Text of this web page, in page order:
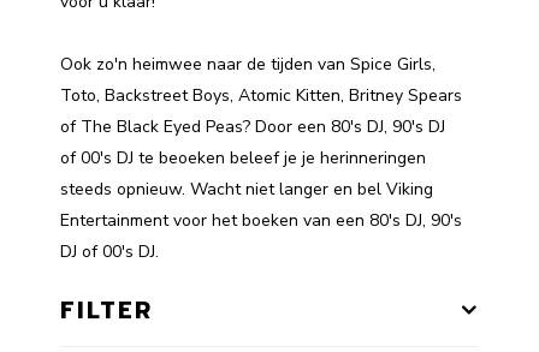
Ook zo'n heimwee naar de tijden van Spice Girls,
Toto, Backstreet Boys, Atomic Kitten, Britney Spears
of The Black Eyed Peas? Door een 80's DJ, 90's DJ
of 00's DJ te beoeken beleef je je herinneringen
steeds opnieuw. Wacht niet langer en bel Viking
Entertainment voor het boeken van een 80's DJ, 90's
DJ of 00's DJ.
FILTER